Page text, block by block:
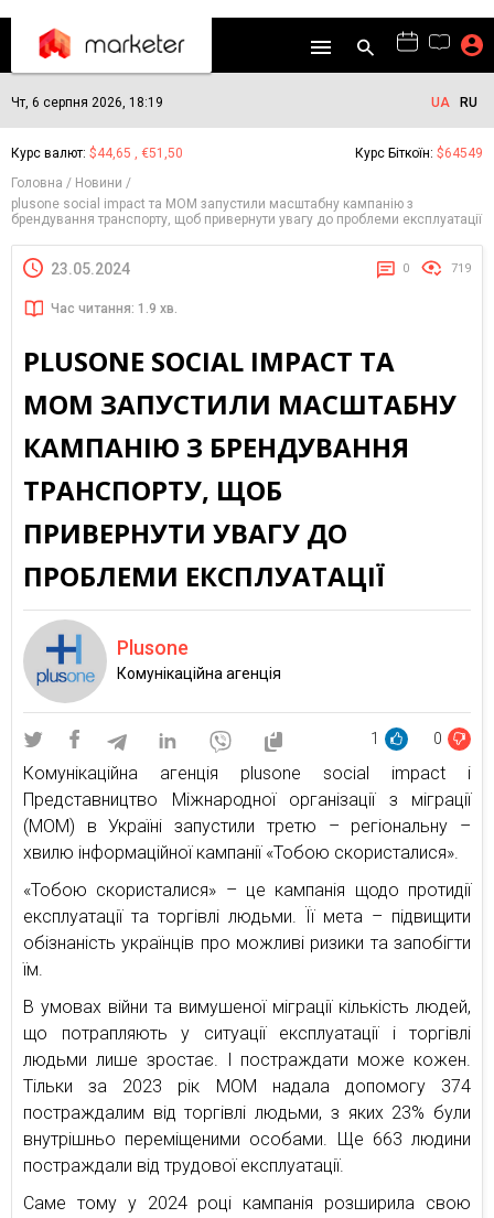
Чт, 6 серпня 2026, 18:19 UA RU
Курс валют: $44,65 , €51,50 Курс Біткоїн: $64549
Головна
Новини
plusone social impact та МОМ запустили масштабну кампанію з
брендування транспорту, щоб привернути увагу до проблеми експлуатації
23.05.2024 0 719
Час читання: 1.9 хв.
PLUSONE SOCIAL IMPACT ТА
МОМ ЗАПУСТИЛИ МАСШТАБНУ
КАМПАНІЮ З БРЕНДУВАННЯ
ТРАНСПОРТУ, ЩОБ
ПРИВЕРНУТИ УВАГУ ДО
ПРОБЛЕМИ ЕКСПЛУАТАЦІЇ
Plusone
Комунікаційна агенція
1 0
Комунікаційна агенція plusone social impact і
Представництво Міжнародної організації з міграції
(МОМ) в Україні запустили третю – регіональну –
хвилю інформаційної кампанії «Тобою скористалися».
«Тобою скористалися» – це кампанія щодо протидії
експлуатації та торгівлі людьми. Її мета – підвищити
обізнаність українців про можливі ризики та запобігти
їм.
В умовах війни та вимушеної міграції кількість людей,
що потрапляють у ситуації експлуатації і торгівлі
людьми лише зростає. І постраждати може кожен.
Тільки за 2023 рік МОМ надала допомогу 374
постраждалим від торгівлі людьми, з яких 23% були
внутрішньо переміщеними особами. Ще 663 людини
постраждали від трудової експлуатації.
Саме тому у 2024 році кампанія розширила свою